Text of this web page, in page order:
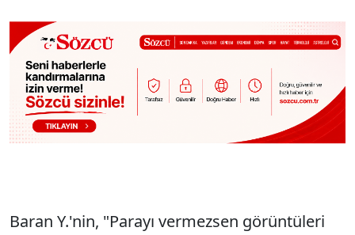
Baran Y.'nin, "Parayı vermezsen görüntüleri